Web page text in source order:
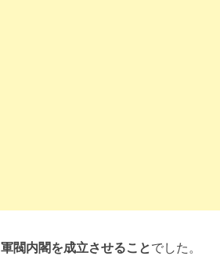
軍閥内閣を成立させることでした。